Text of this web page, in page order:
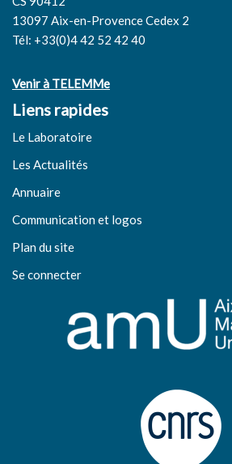
13097 Aix-en-Provence Cedex 2
Tél: +33(0)4 42 52 42 40
Venir à TELEMMe
Liens rapides
Le Laboratoire
Les Actualités
Annuaire
Communication et logos
Plan du site
Se connecter